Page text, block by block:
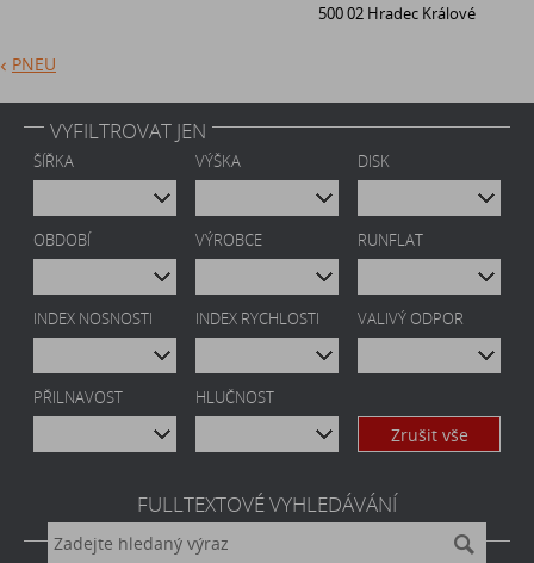
500 02 Hradec Králové
PNEU
VYFILTROVAT JEN
ŠÍŘKA VÝŠKA DISK
OBDOBÍ VÝROBCE RUNFLAT
INDEX NOSNOSTI INDEX RYCHLOSTI VALIVÝ ODPOR
PŘILNAVOST HLUČNOST
Zrušit vše
FULLTEXTOVÉ VYHLEDÁVÁNÍ